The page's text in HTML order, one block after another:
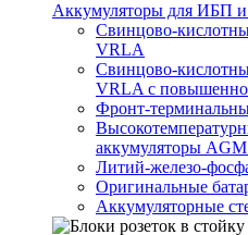
Аккумуляторы для ИБП и
Свинцово-
VRLA
Свинцово-
VRLA с
Фронт-
аккумуляторы
Литий-железо-
Оригинальные
Аккумуляторные